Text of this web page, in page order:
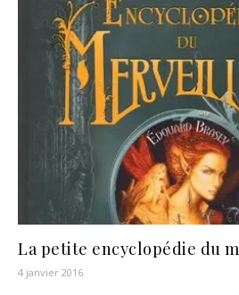
La petite encyclopédie du
4 janvier 2016